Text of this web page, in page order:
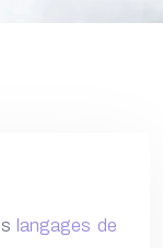
langages de